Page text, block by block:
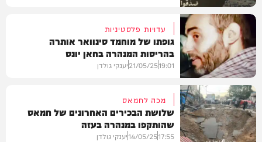
חדשות
חדשות
עדויות פלסטיניות
גופתו של מוחמד סינוואר אותרה
בהריסות המנהרה בחאן יונס
19:01
21/05/25יענקי גולדן
מכה לחמאס
שלושת הבכירים האחרונים של חמאס
שהותקפו במנהרה בעזה
17:55
14/05/25יענקי גולדן